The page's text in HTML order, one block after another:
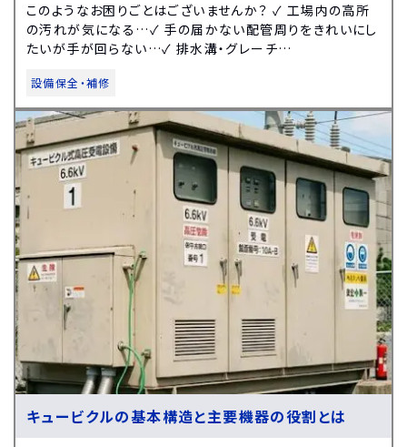
このようなお困りごとはございませんか？ ✓ 工場内の高所
の汚れが気になる…✓ 手の届かない配管周りをきれいにし
たいが手が回らない…✓ 排水溝・グレーチ…
設備保全・補修
キュービクルの基本構造と主要機器の役割とは